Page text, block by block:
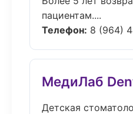
пациентам....
Телефон: 8 (964)
МедиЛаб
Детская